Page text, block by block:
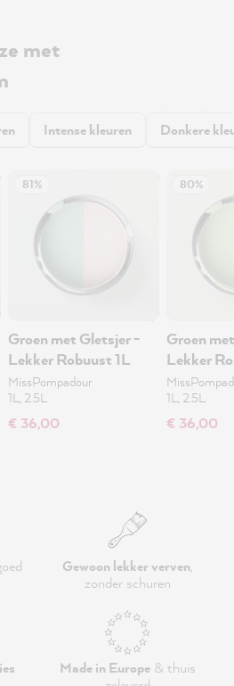
met
Intense kleuren Donkere
81%
Groen met Gletsjer -
Lekker Robuust 1L
MissPompadour
1L, 2.5L
€ 36,00
80%
Groen
Lekker
1L, 2.5L
€ 36,00
Gewoon lekker verven,
zonder schuren
Made in Europe& thuis